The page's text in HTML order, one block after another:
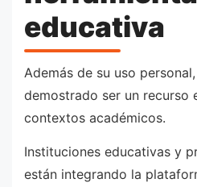
educativa
Además de su uso
demostrado ser un recurso
contextos académicos.
Instituciones educativas y
están integrando la